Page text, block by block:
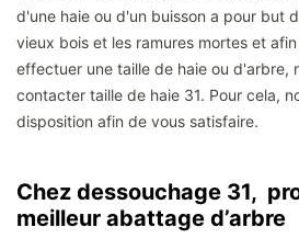
d'une haie ou d'un buisson a pour but
vieux bois et les ramures mortes et
effectuer une taille de haie ou d'arbre,
contacter taille de haie 31. Pour cela,
disposition afin de vous satisfaire.
Chez dessouchage 31,
meilleur abattage d’arbre